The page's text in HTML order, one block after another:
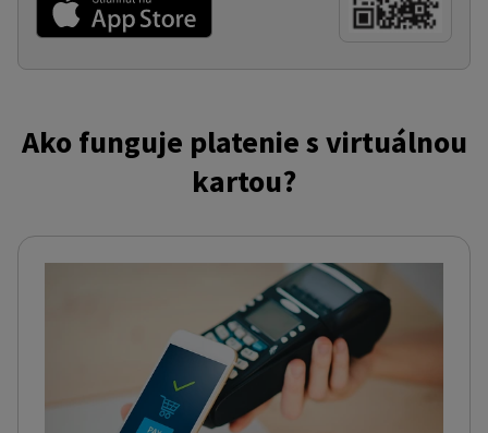
Ako funguje platenie s virtuálnou
kartou?